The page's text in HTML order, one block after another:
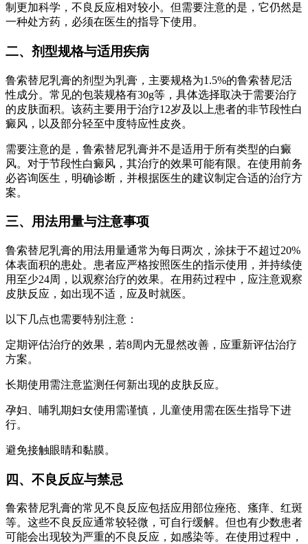
制更加科学，不良反应相对较小。但需要注意的是，它仍然是
一种处方药，必须在医生的指导下使用。
二、剂型规格与适用疾病
鲁索替尼乳膏的剂型为乳膏，主要规格为1.5%的鲁索替尼活
性成分。常见的包装规格有30g等，具体选择取决于需要治疗
的皮肤面积。该药主要用于治疗12岁及以上患者的非节段性白
癜风，以及部分轻至中度特应性皮炎。
需要注意的是，鲁索替尼乳膏并不是适用于所有类型的白癜
风。对于节段性白癜风，其治疗的效果可能有限。在使用前务
必咨询医生，明确诊断，并根据医生的建议制定合适的治疗方
案。
三、用法用量与注意事项
鲁索替尼乳膏的用法用量通常为每日两次，涂抹于不超过20%
体表面积的患处。患者应严格按照医生的指示使用，并持续使
用至少24周，以观察治疗的效果。在用药过程中，应注意观察
皮肤反应，如出现不适，应及时就医。
以下几点也需要特别注意：
定期评估治疗的效果，若8周内无显然改善，应重新评估治疗
方案。
长期使用需注意监测任何新出现的皮肤反应。
孕妇、哺乳期妇女使用需谨慎，儿童使用需在医生指导下进
行。
避免接触眼睛和黏膜。
四、不良反应与禁忌
鲁索替尼乳膏的常见不良反应包括应用部位痤疮、瘙痒、红斑
等。这些不良反应通常较轻微，可自行缓解。但也有少数患者
可能会出现较为严重的不良反应，如感染等。在使用过程中，